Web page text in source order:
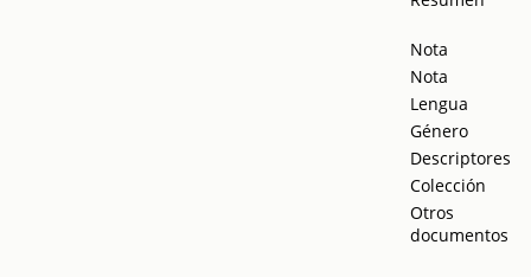
Nota
Nota
Lengua
Género
Descriptores
Colección
Otros
documentos